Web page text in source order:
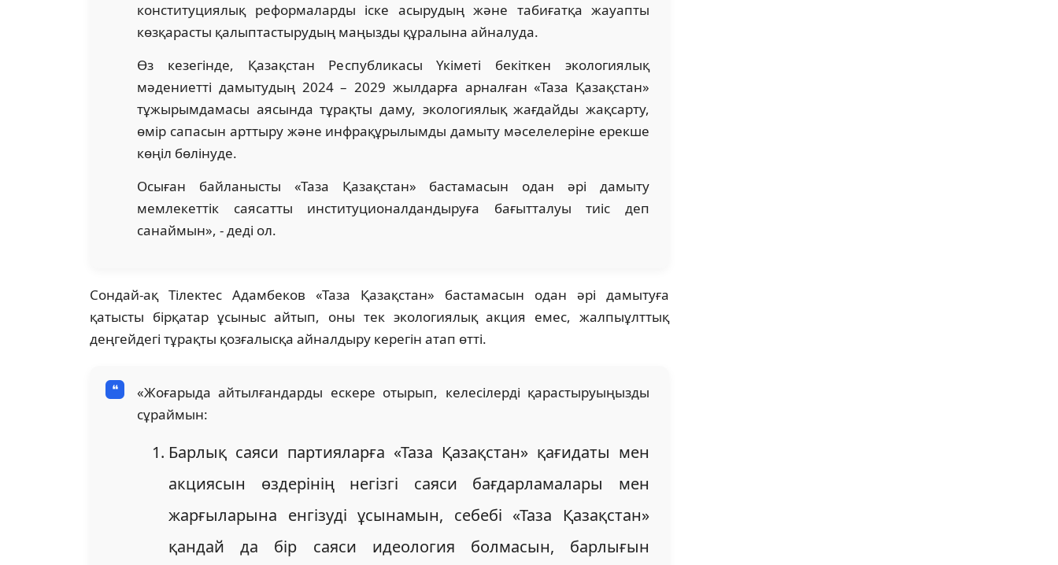
конституциялық реформаларды іске асырудың және табиғатқа жауапты
көзқарасты қалыптастырудың маңызды құралына айналуда.
Өз кезегінде, Қазақстан Республикасы Үкіметі бекіткен экологиялық
мәдениетті дамытудың 2024 – 2029 жылдарға арналған «Таза Қазақстан»
тұжырымдамасы аясында тұрақты даму, экологиялық жағдайды жақсарту,
өмір сапасын арттыру және инфрақұрылымды дамыту мәселелеріне ерекше
көңіл бөлінуде.
Осыған байланысты «Таза Қазақстан» бастамасын одан әрі дамыту
мемлекеттік саясатты институционалдандыруға бағытталуы тиіс деп
санаймын», - деді ол.
Сондай-ақ Тілектес Адамбеков «Таза Қазақстан» бастамасын одан әрі дамытуға
қатысты бірқатар ұсыныс айтып, оны тек экологиялық акция емес, жалпыұлттық
деңгейдегі тұрақты қозғалысқа айналдыру керегін атап өтті.
«Жоғарыда айтылғандарды ескере отырып, келесілерді қарастыруыңызды
сұраймын:
Барлық саяси партияларға «Таза Қазақстан» қағидаты мен
акциясын өздерінің негізгі саяси бағдарламалары мен
жарғыларына енгізуді ұсынамын, себебі «Таза Қазақстан»
қандай да бір саяси идеология болмасын, барлығын